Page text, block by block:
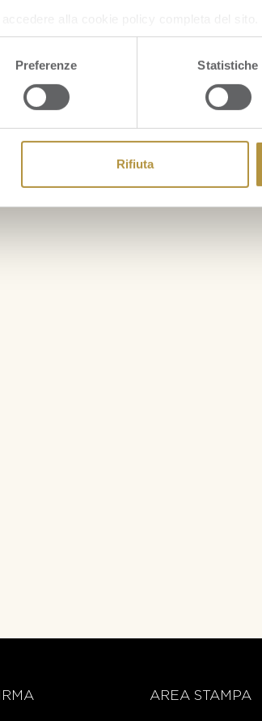
Preferenze Statistiche
Rifiuta
AREA STAMPA